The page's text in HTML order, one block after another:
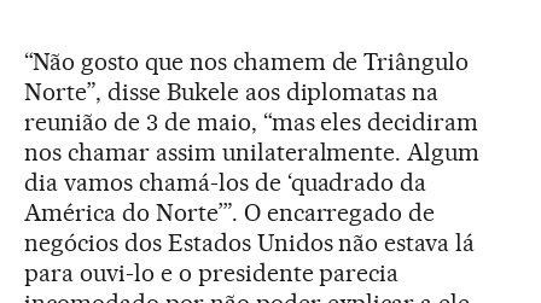
“Não gosto que nos chamem de Triângulo
Norte”, disse Bukele aos diplomatas na
reunião de 3 de maio, “mas eles decidiram
nos chamar assim unilateralmente. Algum
dia vamos chamá-los de ‘quadrado da
América do Norte’”. O encarregado de
negócios dos Estados Unidos não estava lá
para ouvi-lo e o presidente parecia